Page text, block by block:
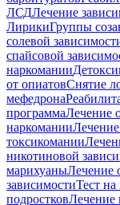
ЛСДЛечение
ЛирикиГруппы
солевой
спайсовой
наркомании
от опиатовСнятие
мефедрона
программаЛечение
наркомании
токсикомании
никотиновой
марихуаныЛечение
зависимостиТест на
подростковЛечение